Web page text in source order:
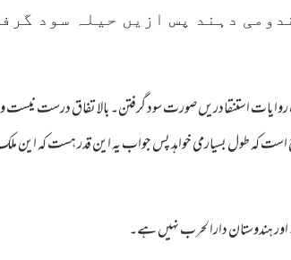
دہند پس ازیں حیلہ سود
استنقادریں صورت سود گرفتن۔بالا تفاق درست نیست
است کہ طول بسیارمی خواہد پس جواب یہ این قدر ہست کہ
ہندوستان دارالحرب نہیں ہے۔